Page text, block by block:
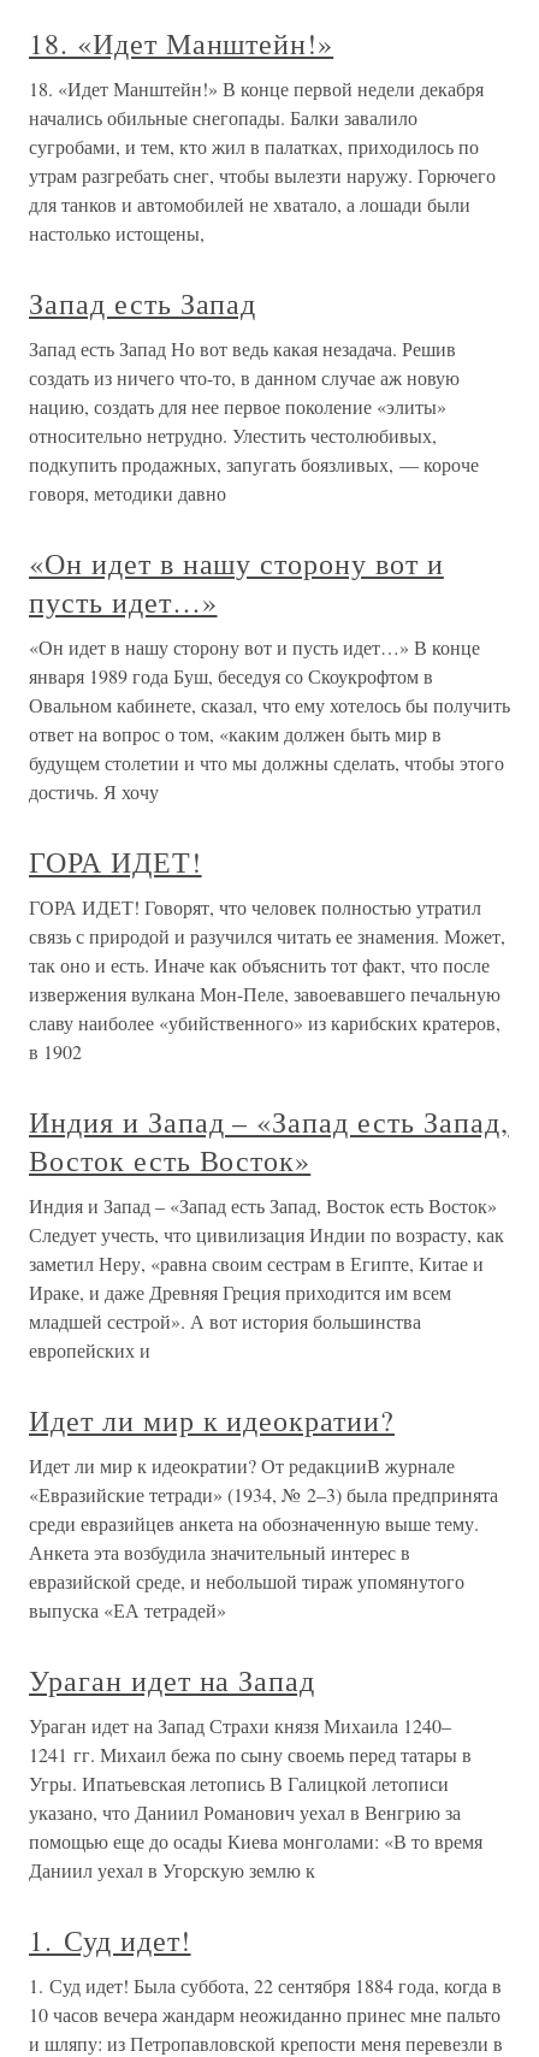
18. «Идет Манштейн!»
18. «Идет Манштейн!» В конце первой недели декабря
начались обильные снегопады. Балки завалило
сугробами, и тем, кто жил в палатках, приходилось по
утрам разгребать снег, чтобы вылезти наружу. Горючего
для танков и автомобилей не хватало, а лошади были
настолько истощены,
Запад есть Запад
Запад есть Запад Но вот ведь какая незадача. Решив
создать из ничего что-то, в данном случае аж новую
нацию, создать для нее первое поколение «элиты»
относительно нетрудно. Улестить честолюбивых,
подкупить продажных, запугать боязливых, — короче
говоря, методики давно
«Он идет в нашу сторону вот и
пусть идет…»
«Он идет в нашу сторону вот и пусть идет…» В конце
января 1989 года Буш, беседуя со Скоукрофтом в
Овальном кабинете, сказал, что ему хотелось бы получить
ответ на вопрос о том, «каким должен быть мир в
будущем столетии и что мы должны сделать, чтобы этого
достичь. Я хочу
ГОРА ИДЕТ!
ГОРА ИДЕТ! Говорят, что человек полностью утратил
связь с природой и разучился читать ее знамения. Может,
так оно и есть. Иначе как объяснить тот факт, что после
извержения вулкана Мон-Пеле, завоевавшего печальную
славу наиболее «убийственного» из карибских кратеров,
в 1902
Индия и Запад – «Запад есть Запад,
Восток есть Восток»
Индия и Запад – «Запад есть Запад, Восток есть Восток»
Следует учесть, что цивилизация Индии по возрасту, как
заметил Неру, «равна своим сестрам в Египте, Китае и
Ираке, и даже Древняя Греция приходится им всем
младшей сестрой». А вот история большинства
европейских и
Идет ли мир к идеократии?
Идет ли мир к идеократии? От редакцииВ журнале
«Евразийские тетради» (1934, № 2–3) была предпринята
среди евразийцев анкета на обозначенную выше тему.
Анкета эта возбудила значительный интерес в
евразийской среде, и небольшой тираж упомянутого
выпуска «ЕА тетрадей»
Ураган идет на Запад
Ураган идет на Запад Страхи князя Михаила 1240–
1241 гг. Михаил бежа по сыну своемь перед татары в
Угры. Ипатьевская летопись В Галицкой летописи
указано, что Даниил Романович уехал в Венгрию за
помощью еще до осады Киева монголами: «В то время
Даниил уехал в Угорскую землю к
1. Суд идет!
1. Суд идет! Была суббота, 22 сентября 1884 года, когда в
10 часов вечера жандарм неожиданно принес мне пальто
и шляпу: из Петропавловской крепости меня перевезли в